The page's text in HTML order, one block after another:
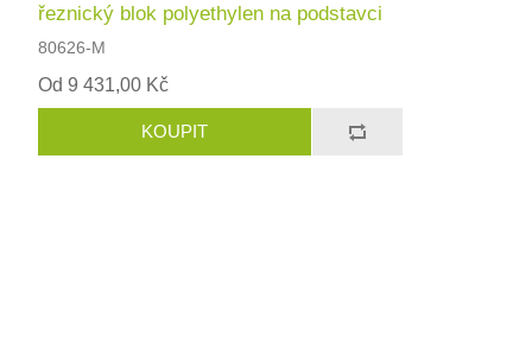
řeznický blok polyethylen na podstavci
80626-M
Od 9 431,00 Kč